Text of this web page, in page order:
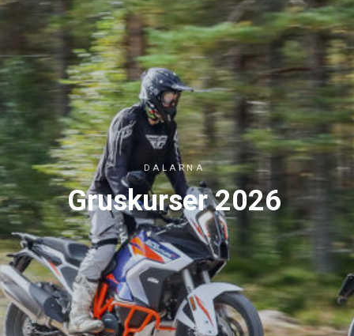
DALARNA
Gruskurser 2026